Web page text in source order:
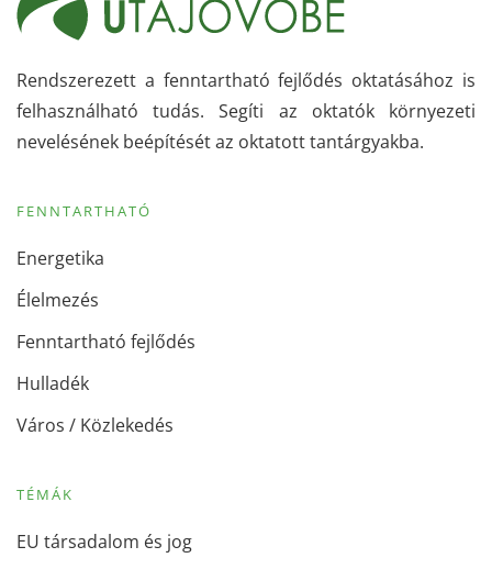
Rendszerezett a fenntartható fejlődés oktatásához is
felhasználható tudás. Segíti az oktatók környezeti
nevelésének beépítését az oktatott tantárgyakba.
FENNTARTHATÓ
Energetika
Élelmezés
Fenntartható fejlődés
Hulladék
Város / Közlekedés
TÉMÁK
EU társadalom és jog